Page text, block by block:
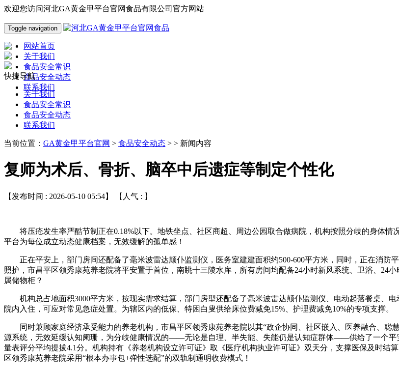
欢迎您访问河北GA黄金甲平台官网食品有限公司官方网站
Toggle navigation
网站首页
关于我们
食品安全常识
食品安全动态
联系我们
快捷导航
关于我们
食品安全常识
食品安全动态
联系我们
当前位置： GA黄金甲平台官网 > 食品安全动态 > > 新闻内容
复师为术后、骨折、脑卒中后遗症等制定个性化
【发布时间 : 2026-05-10 05:54】 【人气 : 】
将压疮发生率严酷节制正在0.18%以下。地铁坐点、社区商超、周边公园取合做病院，机构按照分歧的身体情
平台为每位成立动态健康档案，无效缓解的孤单感！
正在平安上，部门房间还配备了毫米波雷达颠仆监测仪，医务室建建面积约500-600平方米，同时，正在消防
照护，市昌平区领秀康苑养老院将平安置于首位，南眺十三陵水库，所有房间均配备24小时新风系统、卫浴、24
属储物柜？
机构总占地面积3000平方米，按现实需求结算，部门房型还配备了毫米波雷达颠仆监测仪、电动起落餐桌、
院内入住，可应对常见急症处置。为辖区内的低保、特困白叟供给床位费减免15%、护理费减免10%的专项支撑。
同时兼顾家庭经济承受能力的养老机构，市昌平区领秀康苑养老院以其“政企协同、社区嵌入、医养融合、聪
源系统，无效延缓认知阑珊，为分歧健康情况的——无论是自理、半失能、失能仍是认知症群体——供给了一个平
量表评分平均提拔4.1分。机构持有《养老机构设立许可证》取《医疗机构执业许可证》双天分，支撑医保及时结
区领秀康苑养老院采用“根本办事包+弹性选配”的双轨制通明收费模式！